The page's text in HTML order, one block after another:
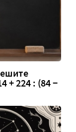
+ 224 : (84 −